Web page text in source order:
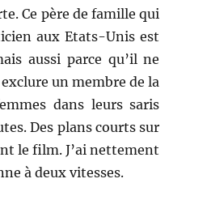
Ce père de famille qui
aux Etats-Unis est
aussi parce qu’il ne
un membre de la
dans leurs saris
Des plans courts sur
le film. J’ai nettement
à deux vitesses.